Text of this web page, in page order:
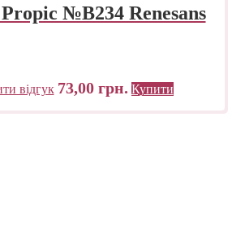
№B234 Renesans
відгук 73,00 грн. Купити